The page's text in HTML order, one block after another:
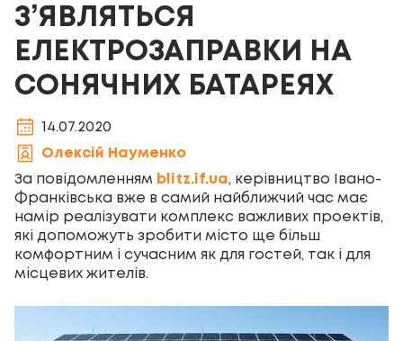
З’ЯВЛЯТЬСЯ
ЕЛЕКТРОЗАПРАВКИ НА
СОНЯЧНИХ БАТАРЕЯХ
14.07.2020
Олексій Науменко
За повідомленням blitz.if.ua, керівництво Івано-
Франківська вже в самий найближчий час має
намір реалізувати комплекс важливих проектів,
які допоможуть зробити місто ще більш
комфортним і сучасним як для гостей, так і для
місцевих жителів.